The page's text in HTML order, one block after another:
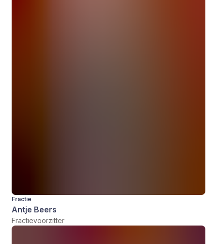
Fractie
Antje Beers
Fractievoorzitter